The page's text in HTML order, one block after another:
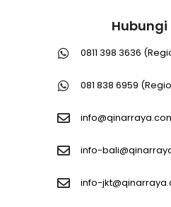
Hubungi
0811 398 3636
081 838 6959
info-
info-